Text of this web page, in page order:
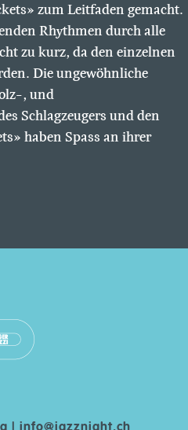
zum Leitfaden gemacht.
Rhythmen durch alle
zu kurz, da den einzelnen
Die ungewöhnliche
, und
Schlagzeugers und den
haben Spass an ihrer